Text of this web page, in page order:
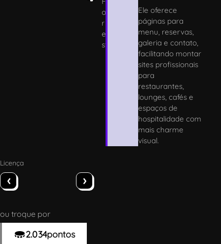
o
r
e
st
Ele oferece
páginas para
menu, reservas,
galeria e contato,
facilitando montar
sites profissionais
para
restaurantes,
lounges, cafés e
espaços de
hospitalidade com
mais charme
visual.
Licença
‹ ›
ou troque por
2.034pontos